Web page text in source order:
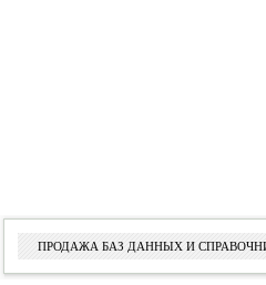
ПРОДАЖА БАЗ ДАННЫХ И